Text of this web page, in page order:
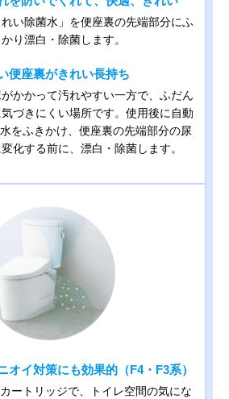
い除菌水」を便座裏の先端部分にふ
り漂白・除菌します。
便座裏がきれい長持ち
かかって汚れやすい一方で、ふだん
づきにくい場所です。使用後に自動
をふきかけ、便座裏の先端部分の尿
化する前に、漂白・除菌します。
オイ対策にも効果的（F4・F3系）
ートリッジで、トイレ空間の気にな